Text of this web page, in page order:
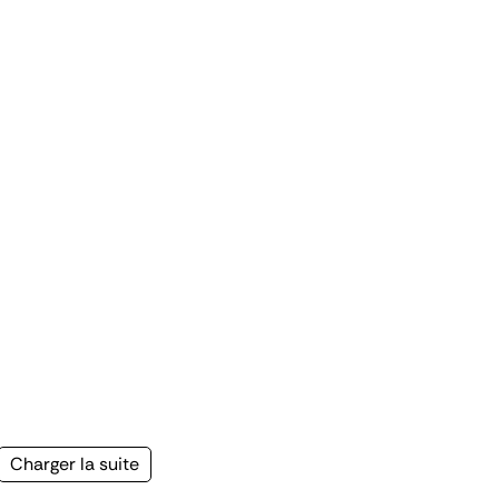
Page
Charger la suite